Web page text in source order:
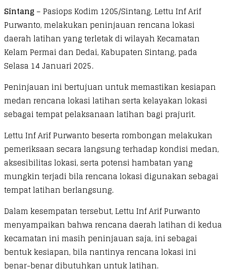
Sintang– Pasiops Kodim 1205/Sintang, Lettu Inf Arif
Purwanto, melakukan peninjauan rencana lokasi
daerah latihan yang terletak di wilayah Kecamatan
Kelam Permai dan Dedai, Kabupaten Sintang, pada
Selasa 14 Januari 2025.
Peninjauan ini bertujuan untuk memastikan kesiapan
medan rencana lokasi latihan serta kelayakan lokasi
sebagai tempat pelaksanaan latihan bagi prajurit.
Lettu Inf Arif Purwanto beserta rombongan melakukan
pemeriksaan secara langsung terhadap kondisi medan,
aksesibilitas lokasi, serta potensi hambatan yang
mungkin terjadi bila rencana lokasi digunakan sebagai
tempat latihan berlangsung.
Dalam kesempatan tersebut, Lettu Inf Arif Purwanto
menyampaikan bahwa rencana daerah latihan di kedua
kecamatan ini masih peninjauan saja, ini sebagai
bentuk kesiapan, bila nantinya rencana lokasi ini
benar-benar dibutuhkan untuk latihan.